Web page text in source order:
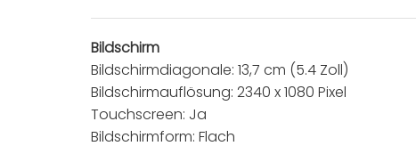
Bildschirm
Bildschirmdiagonale: 13,7 cm (5.4 Zoll)
Bildschirmauflösung: 2340 x 1080 Pixel
Touchscreen: Ja
Bildschirmform: Flach